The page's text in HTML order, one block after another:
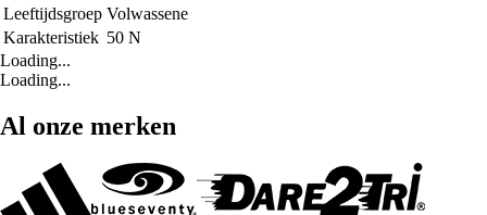
Leeftijdsgroep Volwassene
Karakteristiek 50 N
Loading...
Loading...
Al onze merken